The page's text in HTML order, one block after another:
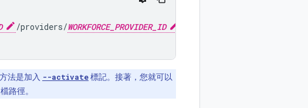
/providers/WORKFORCE_PROVIDER_ID
法是加入 --activate標記。接著，您就可以
路徑。